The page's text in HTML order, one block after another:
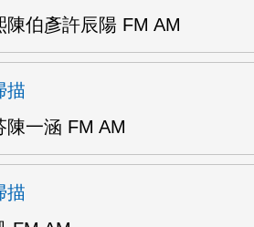
陳伯彥許辰陽 FM AM
描
陳一涵 FM AM
描